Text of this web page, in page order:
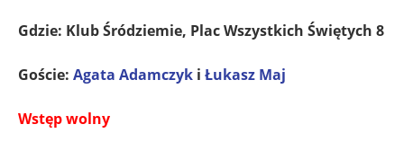
Gdzie: Klub Śródziemie, Plac Wszystkich Świętych 8
Goście: Agata Adamczyk i Łukasz Maj
Wstęp wolny